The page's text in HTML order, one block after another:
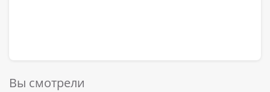
Вы смотрели